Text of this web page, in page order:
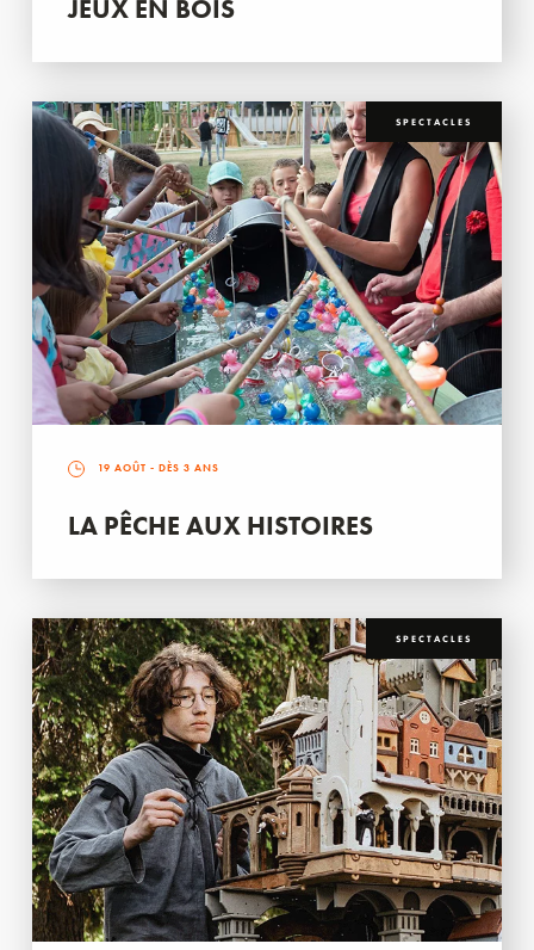
JEUX EN BOIS
SPECTACLES
19 AOÛT - DÈS 3 ANS
LA PÊCHE AUX HISTOIRES
SPECTACLES